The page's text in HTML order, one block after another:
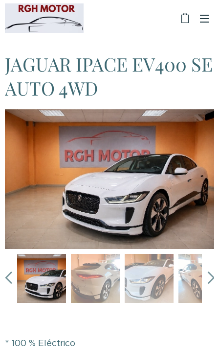
JAGUAR IPACE EV400 SE
AUTO 4WD
* 100 % Eléctrico